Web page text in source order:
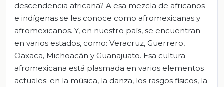
descendencia africana? A esa mezcla de africanos
e indígenas se les conoce como afromexicanas y
afromexicanos. Y, en nuestro país, se encuentran
en varios estados, como: Veracruz, Guerrero,
Oaxaca, Michoacán y Guanajuato. Esa cultura
afromexicana está plasmada en varios elementos
actuales: en la música, la danza, los rasgos físicos, la